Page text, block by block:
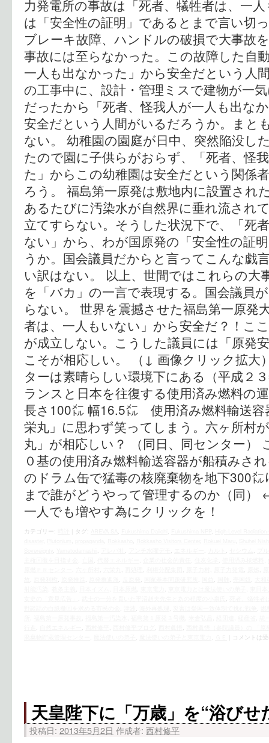
力発電所の事故は「死者、犠牲者は、一
は「安全性の証明」であるとまで言い切
ブレーキ故障、ハンドルの破損で大事故
事故には至らなかった。この故障した自
一人も出なかった」から安全だという人
の工事中に、設計・管理ミスで建物が一
だったから「死者、怪我人が一人も出な
安全だという人間がいるだろうか。まと
ない。 幼稚園の園庭が日中、突然陥没し
たので園に子供らがおらず、「死者、怪
た」からこの幼稚園は安全だという関係
ろう。 福島第一原発は敷地内に設置され
あるたびに汚染水が自然界に垂れ流され
立てすらない。そうした状況下で、「死
ない」から、わが国原発の「安全性の証
うか。国会議員だからと言ってこんな戯
い訳はない。 以上、世間ではこれらの大
を「バカ」の一言で表現する。国会議員
らない。 世界を震撼させた福島第一原発
者は、一人もいない」から安全だ？！こ
が成立しない。こうした議員には「原発
こそが相応しい。 （↓ 画像クリック拡大
ターは素晴らしい環境下にある（平成２
ランスと日本を往復する使用済み燃料の
長さ100㍍ 幅16.5㍍ 使用済み燃料輸送容
栄丸」に思わず笑ってしまう。六ヶ所村
丸」が相応しい？ （同日、同センター）
０基の使用済み燃料輸送容器が船積みさ
のドラム缶で猛毒の核廃棄物を地下300
まで誰がどうやって管理するのか（同）
一人でも増やす為にクリックを！
カテゴリー: タグ: , , ,
, , , , , ,
, , , , , , ,
, , , , , ,
, , , , , , , ,
, , , , , , , , ,
, , , , , ,
, ,
, , , ,
, , , , , , ,
, , , , ,
, , , コメントは
天皇陛下に「万歳」を“浴びせ
投稿日: 2013年5月2日 作成者: 西村修平